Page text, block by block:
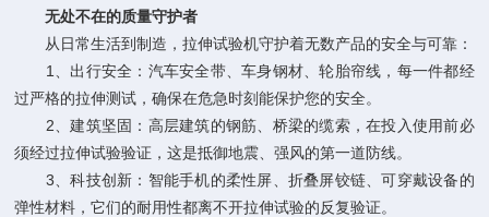
无处不在的质量守护者
从日常生活到制造，拉伸试验机守护着无数产品的安全与可靠：
1、出行安全：汽车安全带、车身钢材、轮胎帘线，每一件都经
过严格的拉伸测试，确保在危急时刻能保护您的安全。
2、建筑坚固：高层建筑的钢筋、桥梁的缆索，在投入使用前必
须经过拉伸试验验证，这是抵御地震、强风的第一道防线。
3、科技创新：智能手机的柔性屏、折叠屏铰链、可穿戴设备的
弹性材料，它们的耐用性都离不开拉伸试验的反复验证。